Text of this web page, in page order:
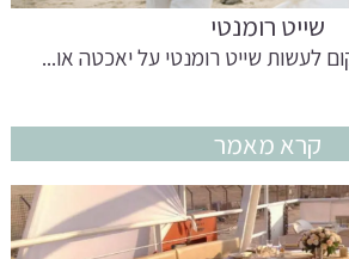
שייט רומנטי
לעשות שייט רומנטי על יאכטה או...
קרא מאמר